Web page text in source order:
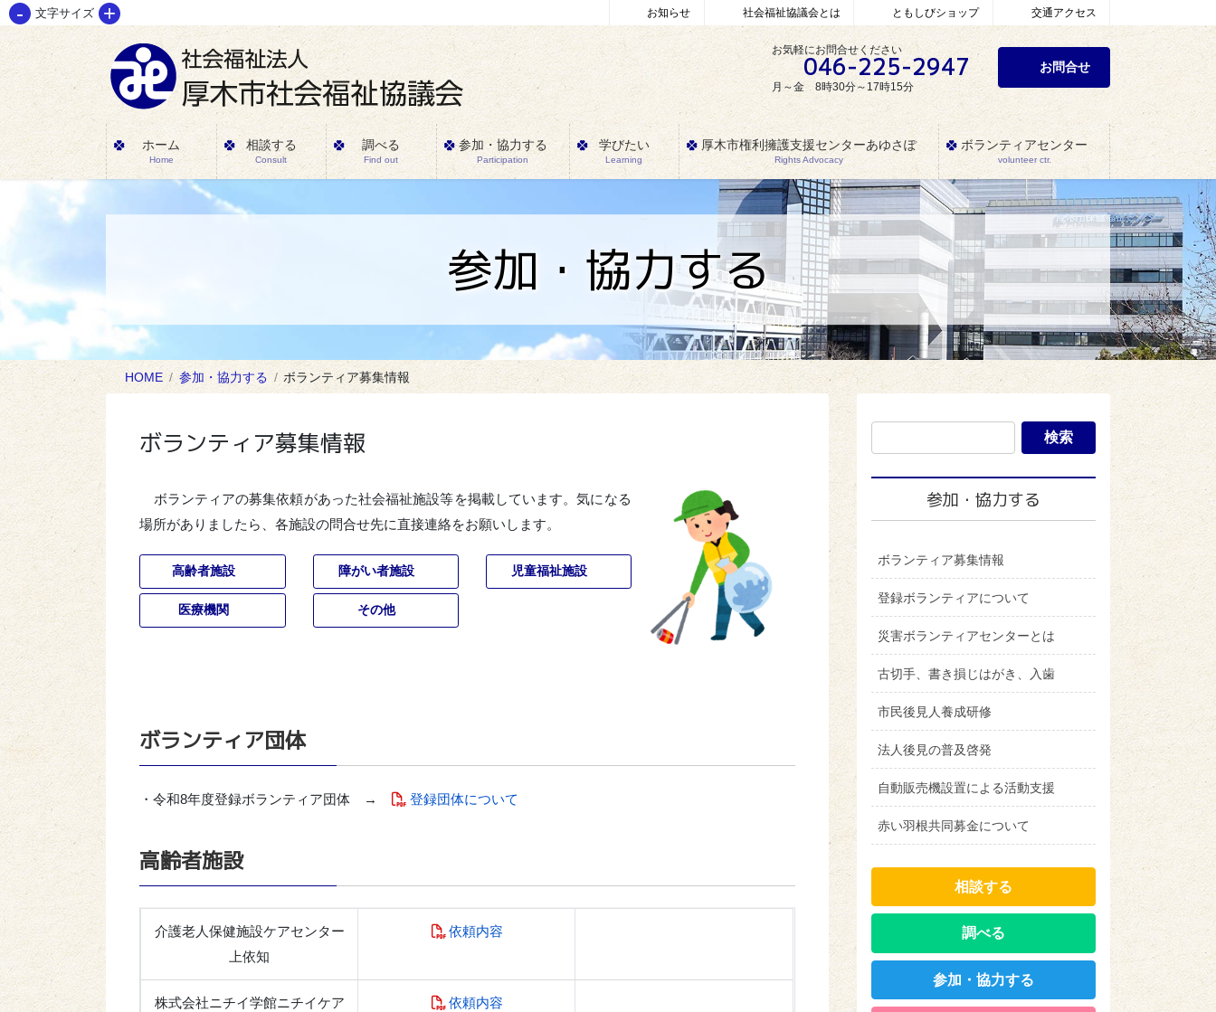
コ
ツ
移
ナ
シ
ン
お知らせ 社会福祉協議会とは ともしびショップ 交通アクセス
お気軽にお問合せください
046-225-2947
月～金 8時30分～17時15分
お問合せ
ホーム
Home
相談する
Consult
調べる
Find out
参加・協力する
Participation
学びたい
Learning
厚木市権利擁護支援センターあゆさぽ
Rights Advocacy
ボランティアセンター
volunteer ctr.
参加・協力する
HOME 参加・協力する ボランティア募集情報
ボランティア募集情報
ボランティアの募集依頼があった社会福祉施設等を掲載しています。気になる
場所がありましたら、各施設の問合せ先に直接連絡をお願いします。
高齢者施設 障がい者施設 児童福祉施設
医療機関 その他
ボランティア団体
・令和8年度登録ボランティア団体 → 登録団体について
高齢者施設
介護老人保健施設ケアセンター
上依知
依頼内容
株式会社ニチイ学館ニチイケア
依頼内容
参加・協力する
ボランティア募集情報
登録ボランティアについて
災害ボランティアセンターとは
古切手、書き損じはがき、入歯
市民後見人養成研修
法人後見の普及啓発
自動販売機設置による活動支援
赤い羽根共同募金について
相談する
調べる
参加・協力する
- 文字サイズ +